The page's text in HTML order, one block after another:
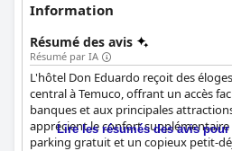
Information
Résumé des avis
Résumé par IA
L'hôtel Don Eduardo reçoit des
central à Temuco, offrant un accès
banques et aux principales
apprécient le confort
parking gratuit et un copieux petit-
Lire les résumés des avis